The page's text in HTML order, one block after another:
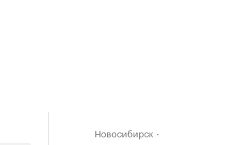
Новосибирск